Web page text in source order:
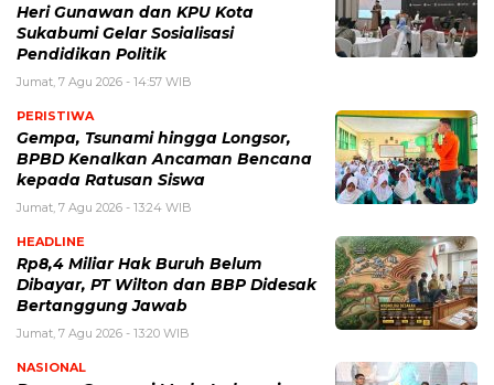
Heri Gunawan dan KPU Kota
Sukabumi Gelar Sosialisasi
Pendidikan Politik
Jumat, 7 Agu 2026 - 14:57 WIB
PERISTIWA
Gempa, Tsunami hingga Longsor,
BPBD Kenalkan Ancaman Bencana
kepada Ratusan Siswa
Jumat, 7 Agu 2026 - 13:24 WIB
HEADLINE
Rp8,4 Miliar Hak Buruh Belum
Dibayar, PT Wilton dan BBP Didesak
Bertanggung Jawab
Jumat, 7 Agu 2026 - 13:20 WIB
NASIONAL